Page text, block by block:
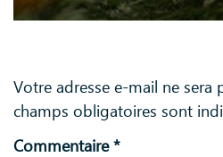
Votre adresse e-mail ne sera
champs obligatoires sont
Commentaire*